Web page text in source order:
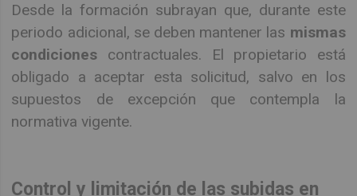
Desde la formación subrayan que, durante este
periodo adicional, se deben mantener las mismas
condiciones contractuales. El propietario está
obligado a aceptar esta solicitud, salvo en los
supuestos de excepción que contempla la
normativa vigente.
Control y limitación de las subidas en